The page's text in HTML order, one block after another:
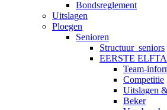
Bondsreglement
Uitslagen
Ploegen
Senioren
Structuur_seniors
EERSTE
Team-
Competitie
Uitslagen
Beker